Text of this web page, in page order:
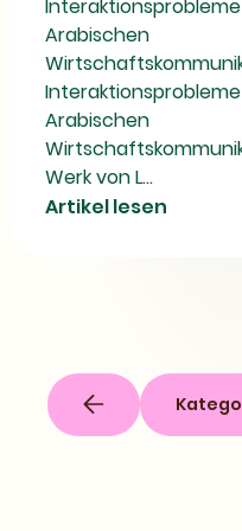
Arabischen
Arabischen
Werk von L...
Artikel lesen